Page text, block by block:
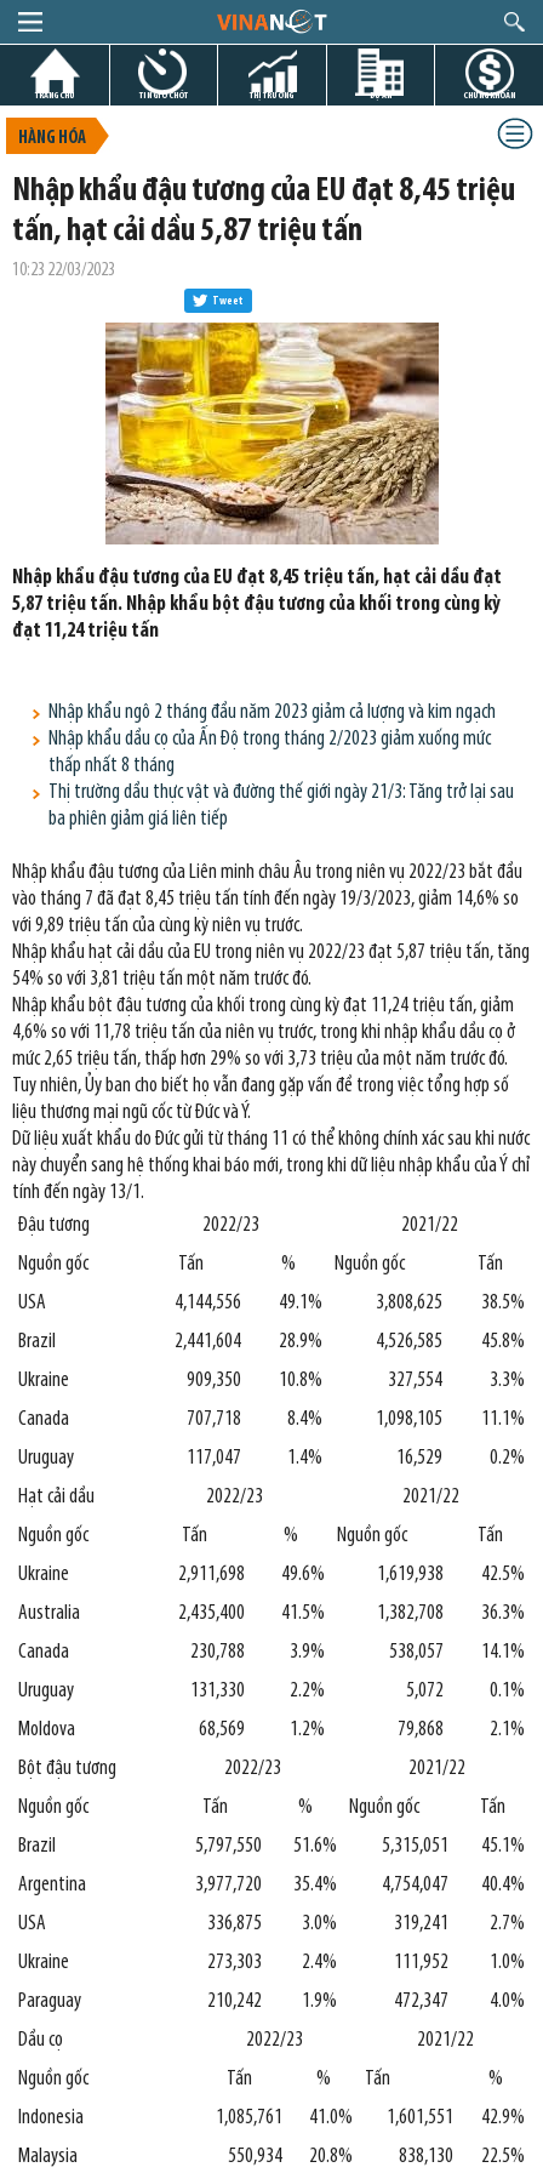
TRANG CHỦ TIN GIỜ CHÓT THỊ TRƯỜNG DỰ ÁN CHỨNG KHOÁN
HÀNG HÓA
Nhập khẩu đậu tương của EU đạt 8,45 triệu
tấn, hạt cải dầu 5,87 triệu tấn
10:23 22/03/2023
Tweet
Nhập khẩu đậu tương của EU đạt 8,45 triệu tấn, hạt cải dầu đạt
5,87 triệu tấn. Nhập khẩu bột đậu tương của khối trong cùng kỳ
đạt 11,24 triệu tấn
Nhập khẩu ngô 2 tháng đầu năm 2023 giảm cả lượng và kim ngạch
Nhập khẩu dầu cọ của Ấn Độ trong tháng 2/2023 giảm xuống mức
thấp nhất 8 tháng
Thị trường dầu thực vật và đường thế giới ngày 21/3: Tăng trở lại sau
ba phiên giảm giá liên tiếp
Nhập khẩu đậu tương của Liên minh châu Âu trong niên vụ 2022/23 bắt đầu
vào tháng 7 đã đạt 8,45 triệu tấn tính đến ngày 19/3/2023, giảm 14,6% so
với 9,89 triệu tấn của cùng kỳ niên vụ trước.
Nhập khẩu hạt cải dầu của EU trong niên vụ 2022/23 đạt 5,87 triệu tấn, tăng
54% so với 3,81 triệu tấn một năm trước đó.
Nhập khẩu bột đậu tương của khối trong cùng kỳ đạt 11,24 triệu tấn, giảm
4,6% so với 11,78 triệu tấn của niên vụ trước, trong khi nhập khẩu dầu cọ ở
mức 2,65 triệu tấn, thấp hơn 29% so với 3,73 triệu của một năm trước đó.
Tuy nhiên, Ủy ban cho biết họ vẫn đang gặp vấn đề trong việc tổng hợp số
liệu thương mại ngũ cốc từ Đức và Ý.
Dữ liệu xuất khẩu do Đức gửi từ tháng 11 có thể không chính xác sau khi nước
này chuyển sang hệ thống khai báo mới, trong khi dữ liệu nhập khẩu của Ý chỉ
tính đến ngày 13/1.
Đậu tương
2022/23
2021/22
Nguồn gốc
Tấn % Nguồn gốc
Tấn
USA
4,144,556 49.1% 3,808,625
38.5%
Brazil
2,441,604 28.9% 4,526,585
45.8%
Ukraine
909,350 10.8% 327,554
3.3%
Canada
707,718 8.4% 1,098,105
11.1%
Uruguay
117,047 1.4% 16,529
0.2%
Hạt cải dầu
2022/23
2021/22
Nguồn gốc
Tấn % Nguồn gốc
Tấn
Ukraine
2,911,698 49.6% 1,619,938
42.5%
Australia
2,435,400 41.5% 1,382,708
36.3%
Canada
230,788 3.9% 538,057
14.1%
Uruguay
131,330 2.2% 5,072
0.1%
Moldova
68,569 1.2% 79,868
2.1%
Bột đậu tương
2022/23
2021/22
Nguồn gốc
Tấn % Nguồn gốc
Tấn
Brazil
5,797,550 51.6% 5,315,051
45.1%
Argentina
3,977,720 35.4% 4,754,047
40.4%
USA
336,875 3.0% 319,241
2.7%
Ukraine
273,303 2.4% 111,952
1.0%
Paraguay
210,242 1.9% 472,347
4.0%
Dầu cọ
2022/23
2021/22
Nguồn gốc
Tấn % Tấn
%
Indonesia
1,085,761 41.0% 1,601,551
42.9%
Malaysia
550,934 20.8% 838,130 22.5%